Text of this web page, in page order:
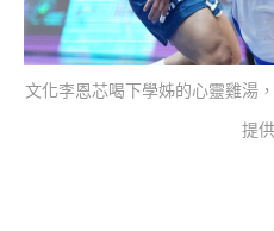
文化李恩芯喝下學姊的心靈雞湯
提供